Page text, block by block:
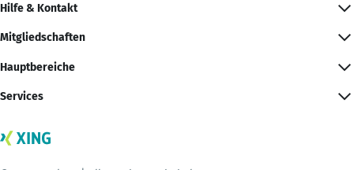
Hilfe & Kontakt
Mitgliedschaften
Hauptbereiche
Services